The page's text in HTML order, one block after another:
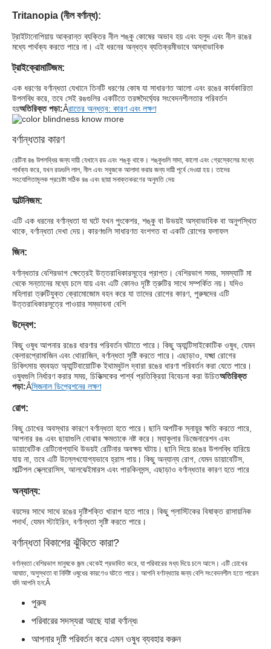
Tritanopia (নীল বর্ণান্ধ):
ট্রাইটানোপিয়ায় আক্রান্ত ব্যক্তির নীল শঙ্কু কোষের অভাব হয় এবং হলুদ এবং নীল রঙের
মধ্যে পার্থক্য করতে পারে না। এই ধরনের অন্ধত্ব ব্যতিক্রমীভাবে অস্বাভাবিক
ট্রাইক্রোমাটিজম:
এক ধরণের বর্ণান্ধতা যেখানে তিনটি ধরণের কোষ যা সাধারণত আলো এবং রঙের কার্যকারিতা
উপলব্ধি করে, তবে সেই রঙগুলির একটিতে তরঙ্গদৈর্ঘ্যের সংবেদনশীলতার পরিবর্তন
হয়অতিরিক্ত পড়া:Âরাতের অন্ধত্ব: কারণ এবং লক্ষণ
বর্ণান্ধতার কারণ
রেটিনা রঙ উপলব্ধির জন্য দায়ী যেখানে রড এবং শঙ্কু থাকে। শঙ্কুগুলি সাদা, কালো এবং গ্রেস্কেলের মধ্যে
পার্থক্য করে, যখন রডগুলি লাল, নীল এবং সবুজকে আলাদা করার জন্য দায়ী পূর্বে দেওয়া হয়। তাদের
সহযোগিতামূলক প্রচেষ্টা সঠিক রঙ এবং ছায়া সনাক্তকরণের অনুমতি দেয়
ডাল্টনিজম:
এটি এক ধরনের বর্ণান্ধতা যা ঘটে যখন পুংকেশর, শঙ্কু বা উভয়ই অস্বাভাবিক বা অনুপস্থিত
থাকে, বর্ণান্ধতা দেখা দেয়। কারণগুলি সাধারণত বংশগত বা একটি রোগের ফলাফল
জিন:
বর্ণান্ধতার বেশিরভাগ ক্ষেত্রেই উত্তরাধিকারসূত্রে প্রাপ্ত। বেশিরভাগ সময়, সমস্যাটি মা
থেকে সন্তানের মধ্যে চলে যায় এবং এটি কোনও দৃষ্টি ত্রুটির সাথে সম্পর্কিত নয়। যদিও
মহিলারা ত্রুটিযুক্ত ক্রোমোজোম বহন করে যা তাদের রোগের কারণ, পুরুষদের এটি
উত্তরাধিকারসূত্রে পাওয়ার সম্ভাবনা বেশি
উদ্বেগ:
কিছু ওষুধ আপনার রঙের ধারণার পরিবর্তন ঘটাতে পারে। কিছু অ্যান্টিসাইকোটিক ওষুধ, যেমন
ক্লোরপ্রোমাজিন এবং থোরাজিন, বর্ণান্ধতা সৃষ্টি করতে পারে। এছাড়াও, যক্ষ্মা রোগের
চিকিৎসায় ব্যবহৃত অ্যান্টিবায়োটিক ইথামবুটল দ্বারা রঙের ধারণা পরিবর্তন করা যেতে পারে।
ওষুধগুলি নির্ধারণ করার সময়, চিকিত্সকের পার্শ্ব প্রতিক্রিয়া বিবেচনা করা উচিতঅতিরিক্ত
পড়া:Âসিজনাল ডিপ্রেশনের লক্ষণ
রোগ:
কিছু চোখের অবস্থার কারণে বর্ণান্ধতা হতে পারে। ছানি অপটিক স্নায়ুর ক্ষতি করতে পারে,
আপনার রঙ এবং ছায়াগুলি বোঝার ক্ষমতাকে নষ্ট করে। ম্যাকুলার ডিজেনারেশন এবং
ডায়াবেটিক রেটিনোপ্যাথি উভয়ই রেটিনার অবক্ষয় ঘটায়। ছানি দিয়ে রঙের উপলব্ধি হারিয়ে
যায় না, তবে এটি উল্লেখযোগ্যভাবে হ্রাস পায়। কিছু অন্যান্য রোগ, যেমন ডায়াবেটিস,
মাল্টিপল স্ক্লেরোসিস, আলঝেইমারস এবং পারকিনসন্স, এছাড়াও বর্ণান্ধতার কারণ হতে পারে
অন্যান্য:
বয়সের সাথে সাথে রঙের দৃষ্টিশক্তি খারাপ হতে পারে। কিছু প্লাস্টিকের বিষাক্ত রাসায়নিক
পদার্থ, যেমন স্টাইরিন, বর্ণান্ধতা সৃষ্টি করতে পারে।
বর্ণান্ধতা বিকাশের ঝুঁকিতে কারা?
বর্ণান্ধতা বেশিরভাগ মানুষকে জন্ম থেকেই প্রভাবিত করে, যা পরিবারের মধ্য দিয়ে চলে আসে। এটি চোখের
আঘাত, অসুস্থতা বা নির্দিষ্ট ওষুধের কারণেও ঘটতে পারে। আপনি বর্ণান্ধতার জন্য বেশি সংবেদনশীল হতে পারেন
যদি আপনি হন:Â
পুরুষ
পরিবারের সদস্যরা আছে যারা বর্ণান্ধ৷
আপনার দৃষ্টি পরিবর্তন করে এমন ওষুধ ব্যবহার করুন